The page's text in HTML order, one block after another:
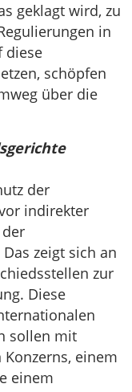
geklagt wird, zu
in
diese
schöpfen
über die
der
indirekter
zeigt sich an
zur
Diese
sollen mit
einem
einem